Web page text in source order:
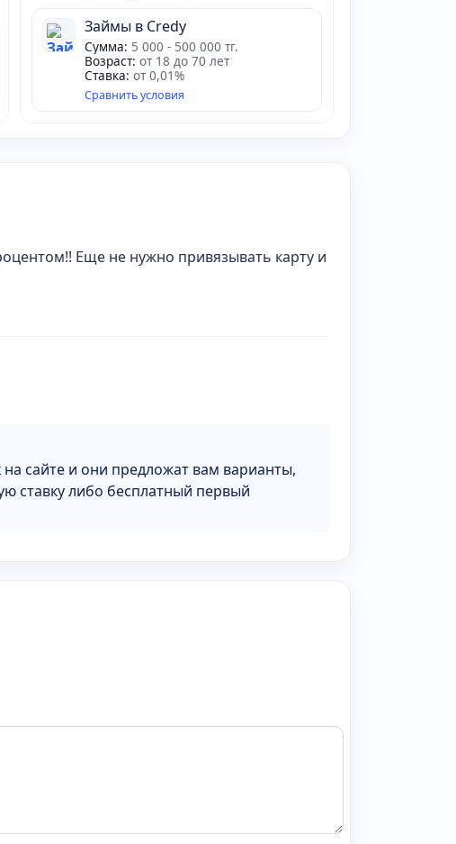
Займы в Credy
Сумма: 5 000 - 500 000 тг.
Возраст: от 18 до 70 лет
Ставка: от 0,01%
Сравнить условия
Еще не нужно привязывать карту и
сайте и они предложат вам варианты,
ставку либо бесплатный первый